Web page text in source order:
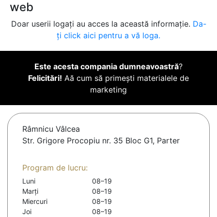
web
Doar userii logați au acces la această informație. Da-
ți click aici pentru a vă loga.
Este acesta compania dumneavoastră?
Felicitări! Aă cum să primești materialele de
marketing
Râmnicu Vâlcea
Str. Grigore Procopiu nr. 35 Bloc G1, Parter
Program de lucru:
Luni
08–19
Marți
08–19
Miercuri
08–19
Joi
08–19